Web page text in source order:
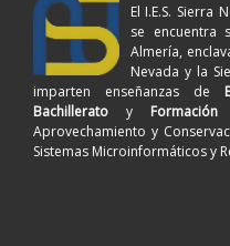
El I.E.S. Sierra
se encuentra
Almería,
Nevada y la
imparten enseñanzas de
Bachillerato y Formación
Aprovechamiento y
Sistemas Microinformáticos y